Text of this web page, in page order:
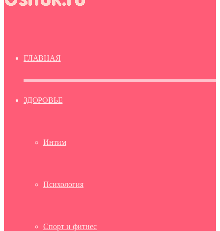
ГЛАВНАЯ
ЗДОРОВЬЕ
Интим
Психология
Спорт и фитнес